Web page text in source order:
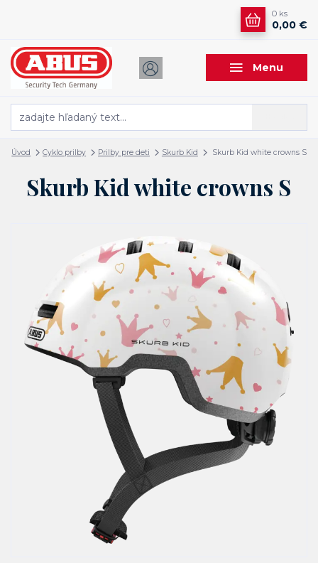
Menu
0 ks
0,00 €
Úvod Cyklo prilby Prilby pre deti Skurb Kid Skurb Kid white crowns S
Skurb Kid white crowns S